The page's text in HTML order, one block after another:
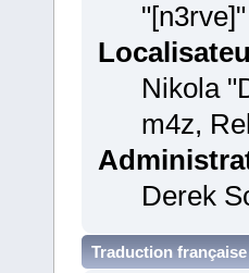
Nikola
m4z,
Derek
Traduction française